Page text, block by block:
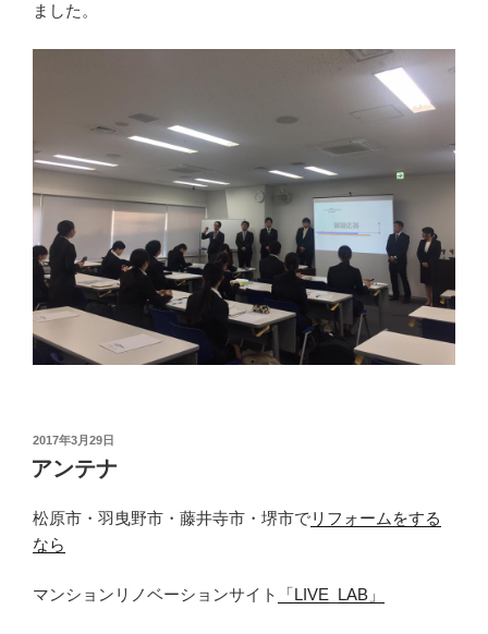
ました。
投
稿
日:
2017年3月29日
アンテナ
松原市・羽曳野市・藤井寺市・堺市でリフォームをする
なら
マンションリノベーションサイト 「LIVE_LAB」